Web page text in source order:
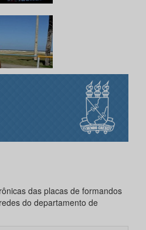
das placas de formandos
do departamento de